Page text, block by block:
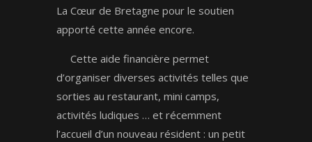
La Cœur de Bretagne pour le soutien
apporté cette année encore.
Cette aide financière permet
d’organiser diverses activités telles que
sorties au restaurant, mini camps,
activités ludiques … et récemment
l’accueil d’un nouveau résident : un petit